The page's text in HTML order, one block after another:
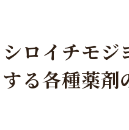
シロイチモジ
する各種薬剤